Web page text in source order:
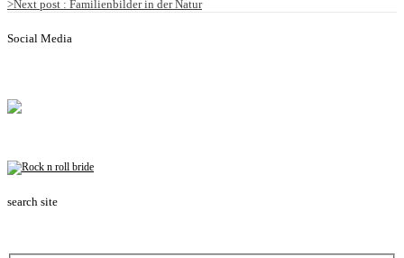
>Next post : Familienbilder in der Natur
Social Media
search site